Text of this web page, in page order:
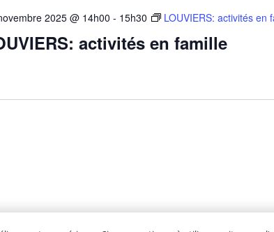
activités en famille
2025 @ 14h00 - 15h30 LOUVIERS: activités en